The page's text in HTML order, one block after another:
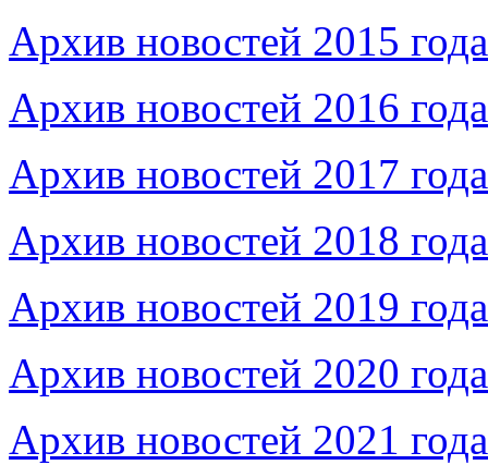
Архив новостей 2015 года
Архив новостей 2016 года
Архив новостей 2017 года
Архив новостей 2018 года
Архив новостей 2019 года
Архив новостей 2020 года
Архив новостей 2021 года